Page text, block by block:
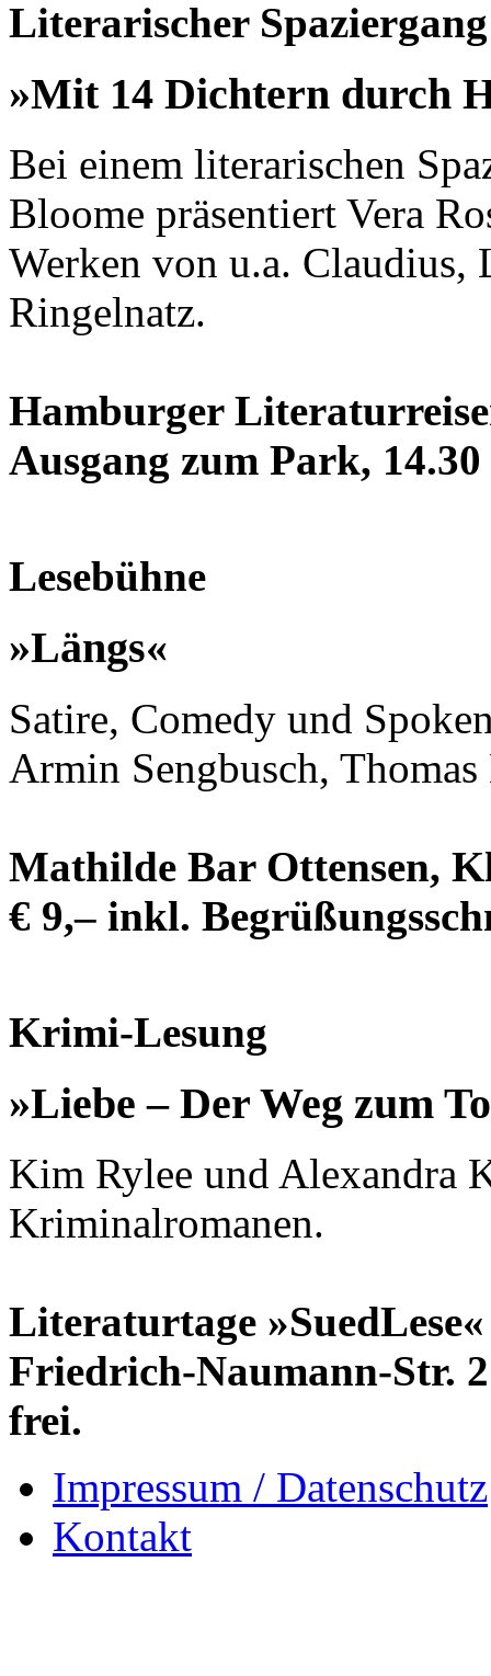
Literarischer Spaziergang
»Mit 14 Dichtern durch
Bei einem literarischen
Bloome präsentiert Vera
Werken von u.a. Claudius,
Ringelnatz.
Hamburger
Ausgang zum Park,
Lesebühne
»Längs«
Satire, Comedy und
Armin Sengbusch, Thomas
Mathilde Bar Ottensen,
€ 9,– inkl.
Krimi-Lesung
»Liebe – Der Weg zum
Kim Rylee und Alexandra
Kriminalromanen.
Literaturtage
Friedrich-Naumann-Str.
frei.
Impressum / Datenschutz
Kontakt